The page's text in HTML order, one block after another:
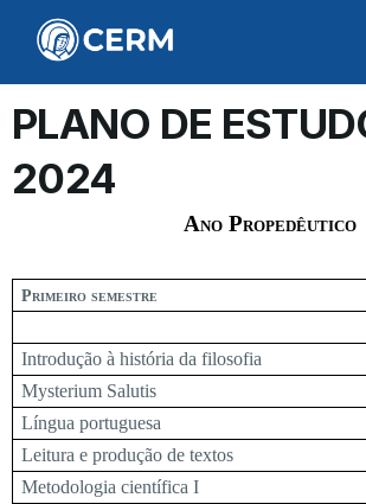
PLANO DE
2024
Ano Propedêutico
Primeiro semestre
Introdução à história da filosofia
Mysterium Salutis
Língua portuguesa
Leitura e produção de textos
Metodologia científica I